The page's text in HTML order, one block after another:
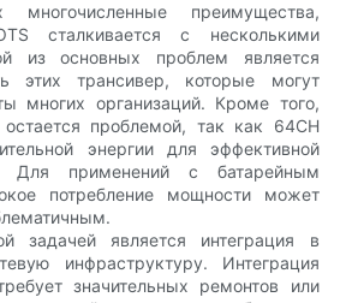
преимущества,
сталкивается с несколькими
из основных проблем является
этих трансивер, которые могут
многих организаций. Кроме того,
остается проблемой, так как 64CH
энергии для эффективной
Для применений с батарейным
потребление мощности может
задачей является интеграция в
инфраструктуру. Интеграция
значительных ремонтов или